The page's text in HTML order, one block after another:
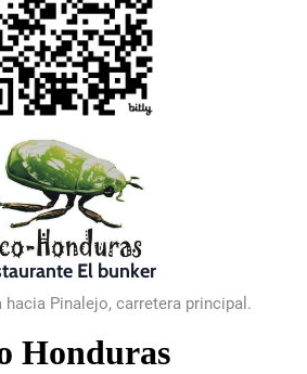
El bunker
hacia Pinalejo, carretera principal.
Honduras